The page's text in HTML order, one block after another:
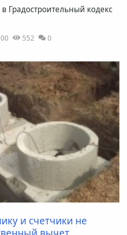
Градостроительный кодекс
552 0
и счетчики не